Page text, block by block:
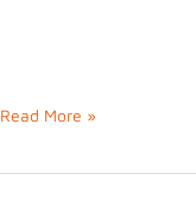
75.
und
Read More »